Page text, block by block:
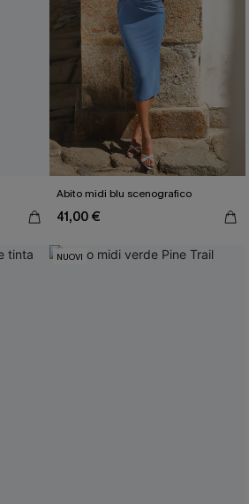
Abito midi blu scenografico
41,00 €
NUOVI